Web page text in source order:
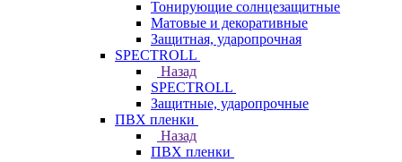
Тонирующие солнцезащитные
Матовые и декоративные
Защитная, ударопрочная
SPECTROLL
Назад
SPECTROLL
Защитные, ударопрочные
ПВХ пленки
Назад
ПВХ пленки